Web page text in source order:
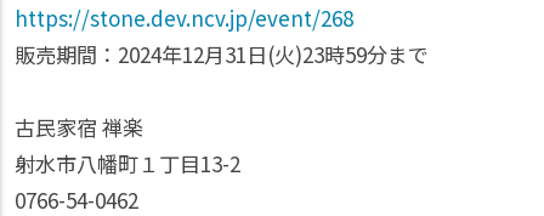
https://stone.dev.ncv.jp/event/268
販売期間：2024年12月31日(火)23時59分まで
古民家宿 禅楽
射水市八幡町１丁目13-2
0766-54-0462